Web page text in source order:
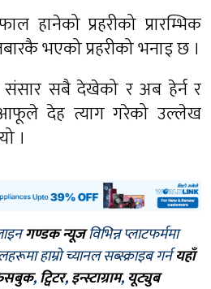
हानेको प्रहरीको प्रारम्भिक
भएको प्रहरीको भनाइ छ ।
सबै देखेको र अब हेर्न र
देह त्याग गरेको उल्लेख
।
गण्डक न्यूजविभिन्न प्लाटफर्ममा
हाम्रो च्यानल सब्स्क्राइब गर्नयहाँ
,ट्विटर,इन्स्टाग्राम, यूट्युब